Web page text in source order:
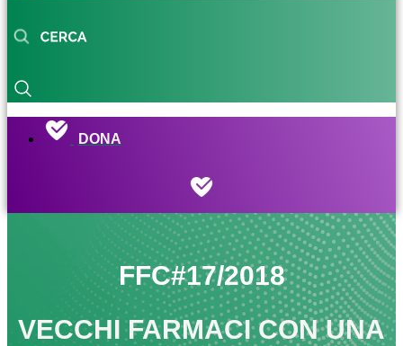
DONA
FFC#17/2018
VECCHI FARMACI CON UNA